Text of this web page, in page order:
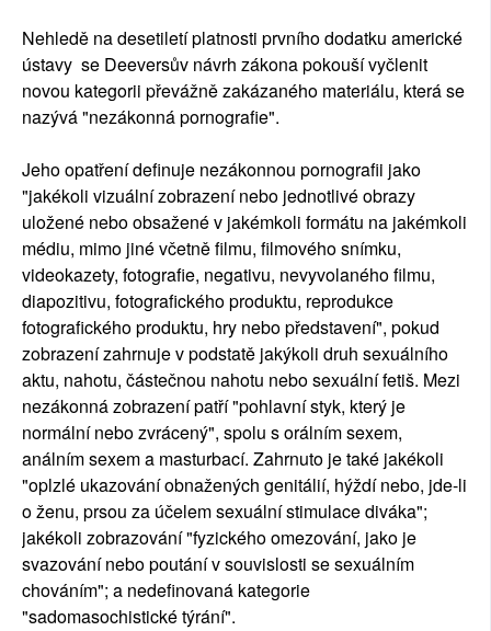
Nehledě na desetiletí platnosti prvního dodatku americké
ústavy se Deeversův návrh zákona pokouší vyčlenit
novou kategorii převážně zakázaného materiálu, která se
nazývá "nezákonná pornografie".
Jeho opatření definuje nezákonnou pornografii jako
"jakékoli vizuální zobrazení nebo jednotlivé obrazy
uložené nebo obsažené v jakémkoli formátu na jakémkoli
médiu, mimo jiné včetně filmu, filmového snímku,
videokazety, fotografie, negativu, nevyvolaného filmu,
diapozitivu, fotografického produktu, reprodukce
fotografického produktu, hry nebo představení", pokud
zobrazení zahrnuje v podstatě jakýkoli druh sexuálního
aktu, nahotu, částečnou nahotu nebo sexuální fetiš. Mezi
nezákonná zobrazení patří "pohlavní styk, který je
normální nebo zvrácený", spolu s orálním sexem,
análním sexem a masturbací. Zahrnuto je také jakékoli
"oplzlé ukazování obnažených genitálií, hýždí nebo, jde-li
o ženu, prsou za účelem sexuální stimulace diváka";
jakékoli zobrazování "fyzického omezování, jako je
svazování nebo poutání v souvislosti se sexuálním
chováním"; a nedefinovaná kategorie
"sadomasochistické týrání".